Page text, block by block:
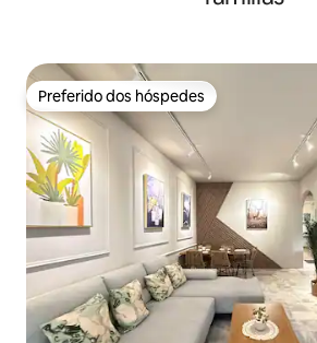
Preferido dos hóspedes
Preferido dos hóspedes